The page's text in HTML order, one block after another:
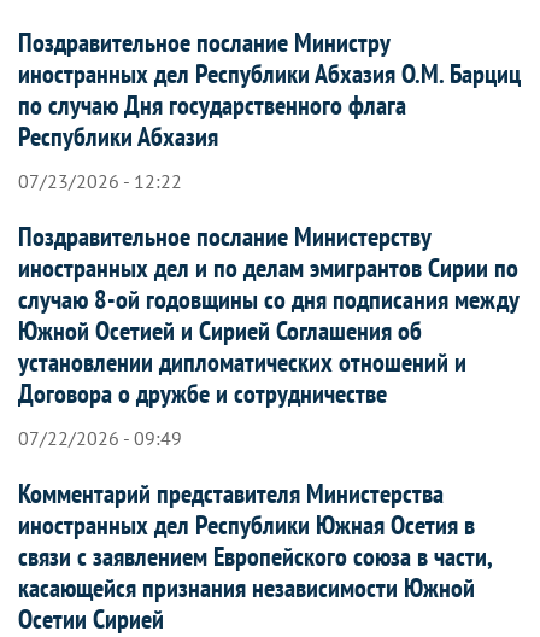
Поздравительное послание Министру
иностранных дел Республики Абхазия О.М. Барциц
по случаю Дня государственного флага
Республики Абхазия
07/23/2026 - 12:22
Поздравительное послание Министерству
иностранных дел и по делам эмигрантов Сирии по
случаю 8-ой годовщины со дня подписания между
Южной Осетией и Сирией Соглашения об
установлении дипломатических отношений и
Договора о дружбе и сотрудничестве
07/22/2026 - 09:49
Комментарий представителя Министерства
иностранных дел Республики Южная Осетия в
связи с заявлением Европейского союза в части,
касающейся признания независимости Южной
Осетии Сирией